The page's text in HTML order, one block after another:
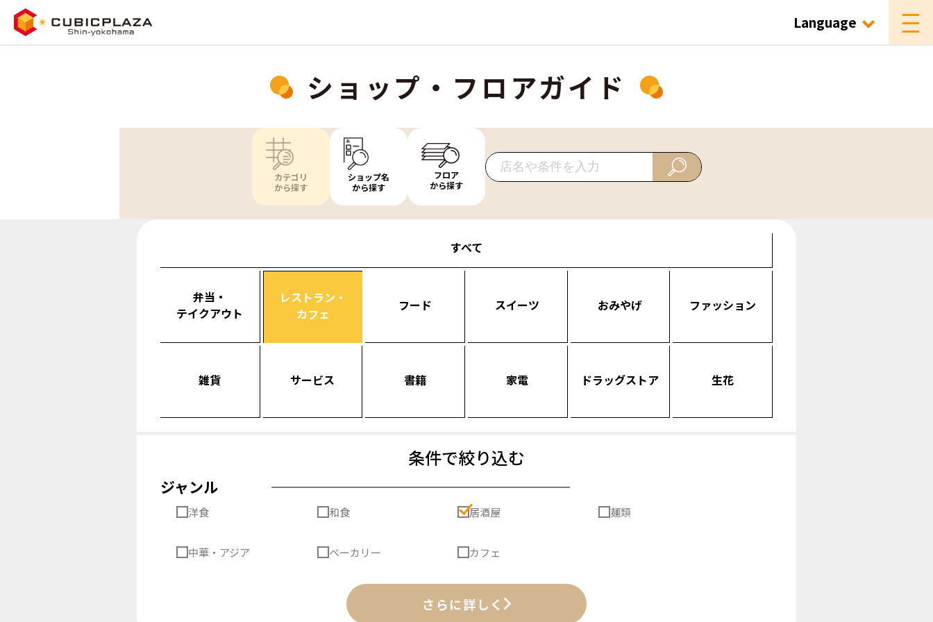
Language
ショップ・フロアガイド
カテゴリ
から探す
ショップ名
から探す
フロア
から探す
すべて
弁当・
テイクアウト
レストラン・
カフェ
フード スイーツ おみやげ ファッション
雑貨 サービス 書籍 家電 ドラッグストア 生花
条件で絞り込む
ジャンル
洋食 和食 居酒屋 麺類
中華・アジア ベーカリー カフェ
さらに詳しく